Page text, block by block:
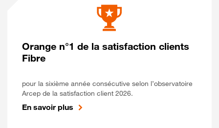
Orange n°1 de la satisfaction clients
Fibre
pour la sixième année consécutive selon l’observatoire
Arcep de la satisfaction client 2026.
En savoir plus